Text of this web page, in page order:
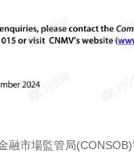
融市場監管局